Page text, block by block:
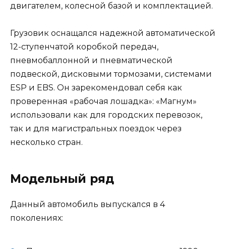
двигателем, колесной базой и комплектацией.
Грузовик оснащался надежной автоматической
12-ступенчатой коробкой передач,
пневмобаллонной и пневматической
подвеской, дисковыми тормозами, системами
ESP и EBS. Он зарекомендовал себя как
проверенная «рабочая лошадка»: «Магнум»
использовали как для городских перевозок,
так и для магистральных поездок через
несколько стран.
Модельный ряд
Данный автомобиль выпускался в 4
поколениях: